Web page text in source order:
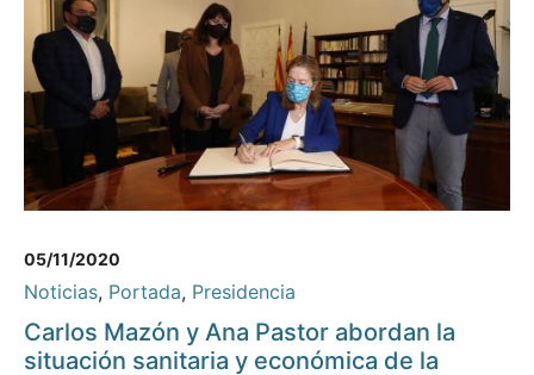
05/11/2020
Noticias, Portada, Presidencia
Carlos Mazón y Ana Pastor abordan la
situación sanitaria y económica de la